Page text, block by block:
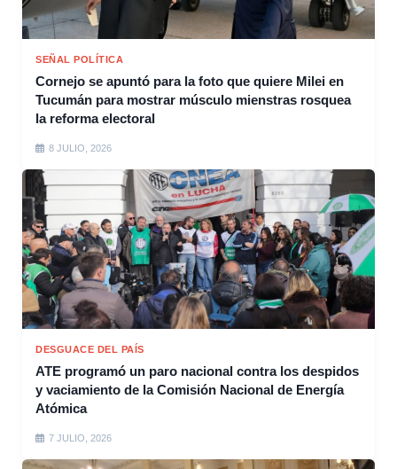
SEÑAL POLÍTICA
Cornejo se apuntó para la foto que quiere Milei en
Tucumán para mostrar músculo mienstras rosquea
la reforma electoral
8 JULIO, 2026
DESGUACE DEL PAÍS
ATE programó un paro nacional contra los despidos
y vaciamiento de la Comisión Nacional de Energía
Atómica
7 JULIO, 2026